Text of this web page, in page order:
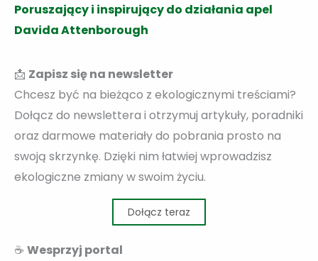
Poruszający i inspirujący do działania apel
Davida Attenborough
📩 Zapisz się na newsletter
Chcesz być na bieżąco z ekologicznymi treściami?
Dołącz do newslettera i otrzymuj artykuły, poradniki
oraz darmowe materiały do pobrania prosto na
swoją skrzynkę. Dzięki nim łatwiej wprowadzisz
ekologiczne zmiany w swoim życiu.
Dołącz teraz
☕ Wesprzyj portal